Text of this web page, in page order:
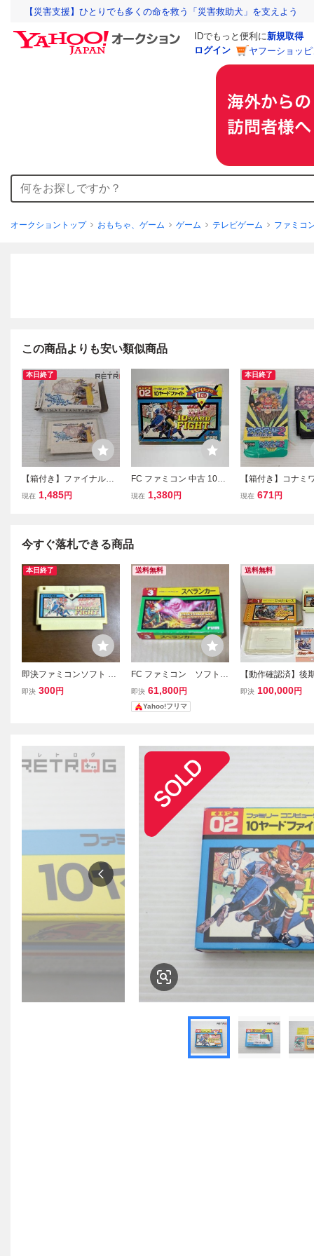
【災害支援】ひとりでも多くの命を救う「災害救助犬」を支えよう
IDでもっと便利に新規取得
ログイン
ヤフーショッ
オークショントップ おもちゃ、ゲーム ゲーム テレビゲーム ファミコ
この商品よりも安い類似商品
本日終了
【箱付き】ファイナルフ
ァンタジー ファミコン F
現在 1,485円
FC ファミコン 中古 10ヤ
ードファイト 箱説付
現在 1,380円
本日終了
【箱付き】コナミ
イワールド2 ファ
現在 671円
今すぐ落札できる商品
本日終了
即決ファミコンソフト 10
ヤードファイト
即決 300円
送料無料
FC ファミコン ソフト無
し スペランカー 発光
ダイオード LED無し
後期 箱のみ
即決 61,800円
Yahoo!フリマ
送料無料
【動作確認済】後
ッピーレース ダイ
即決 100,000円